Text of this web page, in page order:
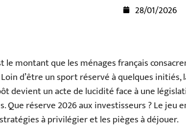
28/01/2026
le montant que les ménages français
d’être un sport réservé à quelques initiés,
devient un acte de lucidité face à une
Que réserve 2026 aux investisseurs ? Le jeu
à privilégier et les pièges à déjouer.